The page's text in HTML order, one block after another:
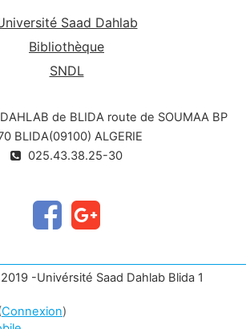
Saad Dahlab
Bibliothèque
SNDL
de BLIDA route de SOUMAA BP
BLIDA(09100) ALGERIE
025.43.38.25-30
-Univérsité Saad Dahlab Blida 1
Connexion)